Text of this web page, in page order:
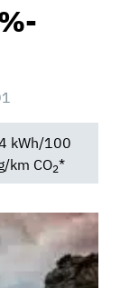
kWh/100
km CO2*